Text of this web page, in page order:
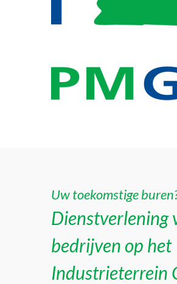
Uw toekomstige
Dienstverlening
bedrijven op het
Industrieterrein